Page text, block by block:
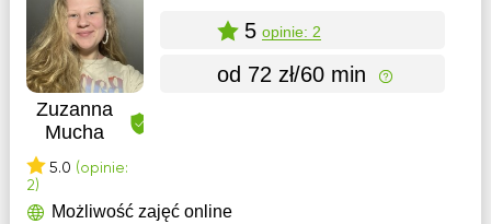
Zuzanna
Mucha
5.0 (opinie:
2)
5 opinie: 2
od 72 zł/60 min
Możliwość zajęć online